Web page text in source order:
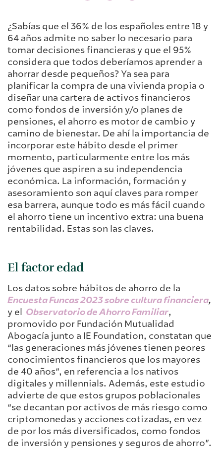
¿Sabías que el 36% de los españoles entre 18 y
64 años admite no saber lo necesario para
tomar decisiones financieras y que el 95%
considera que todos deberíamos aprender a
ahorrar desde pequeños? Ya sea para
planificar la compra de una vivienda propia o
diseñar una cartera de activos financieros
como fondos de inversión y/o planes de
pensiones, el ahorro es motor de cambio y
camino de bienestar. De ahí la importancia de
incorporar este hábito desde el primer
momento, particularmente entre los más
jóvenes que aspiren a su independencia
económica. La información, formación y
asesoramiento son aquí claves para romper
esa barrera, aunque todo es más fácil cuando
el ahorro tiene un incentivo extra: una buena
rentabilidad. Estas son las claves.
El factor edad
Los datos sobre hábitos de ahorro de la
Encuesta Funcas 2023 sobre cultura financiera,
y el Observatorio de Ahorro Familiar,
promovido por Fundación Mutualidad
Abogacía junto a IE Foundation, constatan que
“las generaciones más jóvenes tienen peores
conocimientos financieros que los mayores
de 40 años”, en referencia a los nativos
digitales y millennials. Además, este estudio
advierte de que estos grupos poblacionales
“se decantan por activos de más riesgo como
criptomonedas y acciones cotizadas, en vez
de por los más diversificados, como fondos
de inversión y pensiones y seguros de ahorro”.